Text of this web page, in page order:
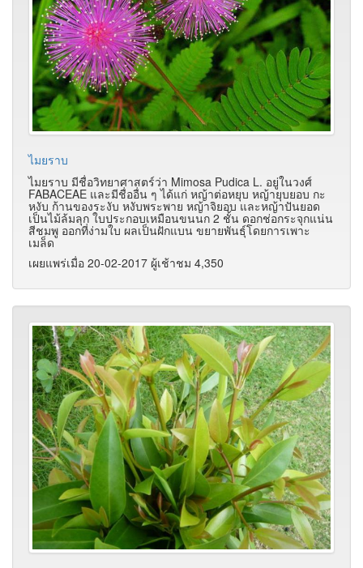
ไมยราบ
ไมยราบ มีชื่อวิทยาศาสตร์ว่า Mimosa Pudica L. อยู่ในวงศ์
FABACEAE และมีชื่ออื่น ๆ ได้แก่ หญ้าต่อหยุบ หญ้ายุบยอบ กะ
หงับ ก้านของระงับ หงับพระพาย หญ้าจิยอบ และหญ้าปันยอด
เป็นไม้ล้มลุก ใบประกอบเหมือนขนนก 2 ชั้น ดอกช่อกระจุกแน่น
สีชมพู ออกที่ง่ามใบ ผลเป็นฝักแบน ขยายพันธุ์โดยการเพาะ
เมล็ด
เผยแพร่เมื่อ 20-02-2017 ผู้เช้าชม 4,350